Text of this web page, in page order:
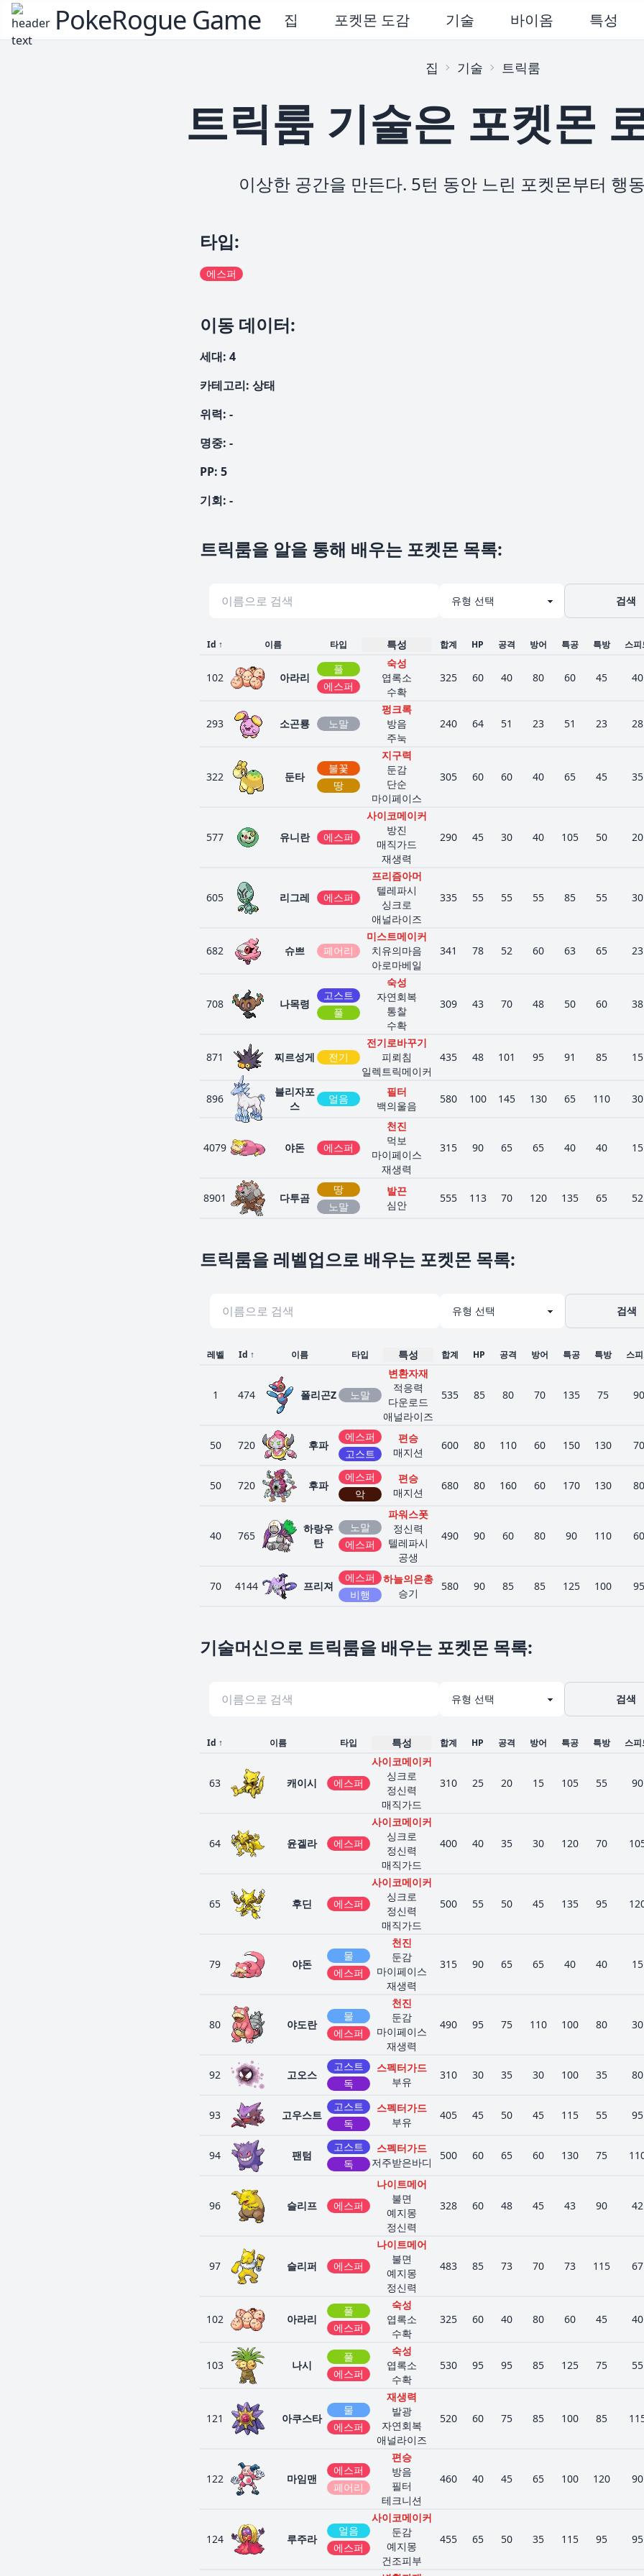
PokeRogue Game 집 포켓몬 도감 기술 바이옴 특성
집 기술 트릭룸
트릭룸 기술은 포켓몬
이상한 공간을 만든다. 5턴 동안 느린 포켓몬부터 행
타입:
에스퍼
이동 데이터:
세대: 4
카테고리: 상태
위력: -
명중: -
PP: 5
기회: -
트릭룸을 알을 통해 배우는 포켓몬 목록:
검색
Id ↑ 이름 타입 특성 합계 HP 공격 방어 특공 특방 스피
102 아라리
풀
에스퍼
숙성
엽록소
수확
325 60 40 80 60 45 40
293 소곤룡 노말
펑크록
방음
주눅
240 64 51 23 51 23 28
322 둔타
불꽃
땅
지구력
둔감
단순
마이페이스
305 60 60 40 65 45 35
577 유니란 에스퍼
사이코메이커
방진
매직가드
재생력
290 45 30 40 105 50 20
605 리그레 에스퍼
프리즘아머
텔레파시
싱크로
애널라이즈
335 55 55 55 85 55 30
682 슈쁘 페어리
미스트메이커
치유의마음
아로마베일
341 78 52 60 63 65 23
708 나목령
고스트
풀
숙성
자연회복
통찰
수확
309 43 70 48 50 60 38
871 찌르성게 전기
전기로바꾸기
피뢰침
일렉트릭메이커
435 48 101 95 91 85 15
896
블리자포
스
얼음
필터
백의울음
580 100 145 130 65 110 30
4079 야돈 에스퍼
천진
먹보
마이페이스
재생력
315 90 65 65 40 40 15
8901 다투곰
땅
노말
발끈
심안
555 113 70 120 135 65 52
트릭룸을 레벨업으로 배우는 포켓몬 목록:
검색
레벨 Id ↑ 이름 타입 특성 합계 HP 공격 방어 특공 특방 스
1 474 폴리곤Z 노말
변환자재
적응력
다운로드
애널라이즈
535 85 80 70 135 75 90
50 720 후파
에스퍼
고스트
편승
매지션
600 80 110 60 150 130 70
50 720 후파
에스퍼
악
편승
매지션
680 80 160 60 170 130 80
40 765
하랑우
탄
노말
에스퍼
파워스폿
정신력
텔레파시
공생
490 90 60 80 90 110 60
70 4144 프리져
에스퍼
비행
하늘의은총
승기
580 90 85 85 125 100 95
기술머신으로 트릭룸을 배우는 포켓몬 목록:
검색
Id ↑ 이름 타입 특성 합계 HP 공격 방어 특공 특방 스피
63 캐이시 에스퍼
사이코메이커
싱크로
정신력
매직가드
310 25 20 15 105 55 90
64 윤겔라 에스퍼
사이코메이커
싱크로
정신력
매직가드
400 40 35 30 120 70
65 후딘 에스퍼
사이코메이커
싱크로
정신력
매직가드
500 55 50 45 135 95
79 야돈
물
에스퍼
천진
둔감
마이페이스
재생력
315 90 65 65 40 40 15
80 야도란
물
에스퍼
천진
둔감
마이페이스
재생력
490 95 75 110 100 80 30
92 고오스
고스트
독
스펙터가드
부유
310 30 35 30 100 35 80
93 고우스트
고스트
독
스펙터가드
부유
405 45 50 45 115 55 95
94 팬텀
고스트
독
스펙터가드
저주받은바디
500 60 65 60 130 75
96 슬리프 에스퍼
나이트메어
불면
예지몽
정신력
328 60 48 45 43 90 42
97 슬리퍼 에스퍼
나이트메어
불면
예지몽
정신력
483 85 73 70 73 115 67
102 아라리
풀
에스퍼
숙성
엽록소
수확
325 60 40 80 60 45 40
103 나시
풀
에스퍼
숙성
엽록소
수확
530 95 95 85 125 75 55
121 아쿠스타
물
에스퍼
재생력
발광
자연회복
애널라이즈
520 60 75 85 100 85
122 마임맨
에스퍼
페어리
편승
방음
필터
테크니션
460 40 45 65 100 120 90
124 루주라
얼음
에스퍼
사이코메이커
둔감
예지몽
건조피부
455 65 50 35 115 95 95